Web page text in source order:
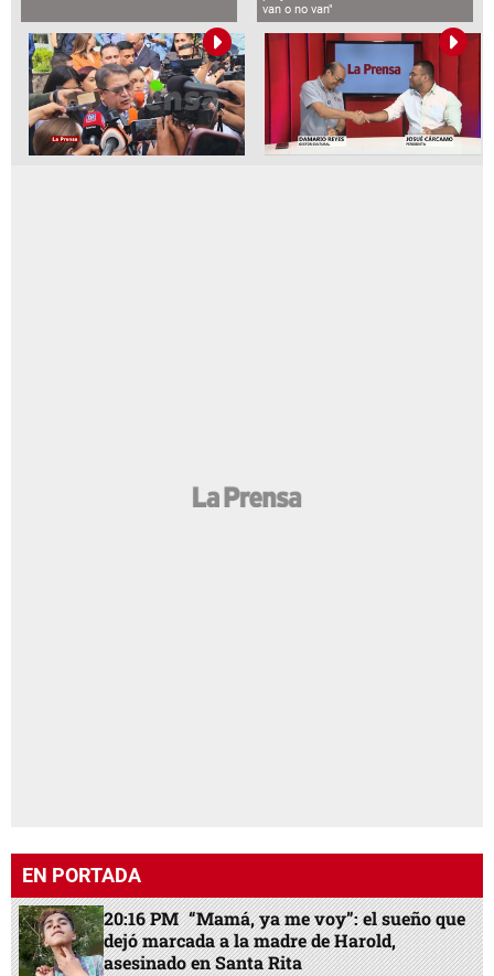
van o no van"
EN PORTADA
20:16 PM “Mamá, ya me voy”: el sueño que
dejó marcada a la madre de Harold,
asesinado en Santa Rita